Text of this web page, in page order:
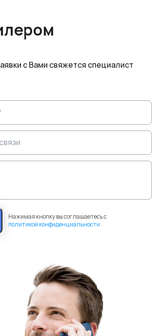
с Вами свяжется специалист
Нажимая кнопку вы соглашаетесь с
политикой конфиденциальности